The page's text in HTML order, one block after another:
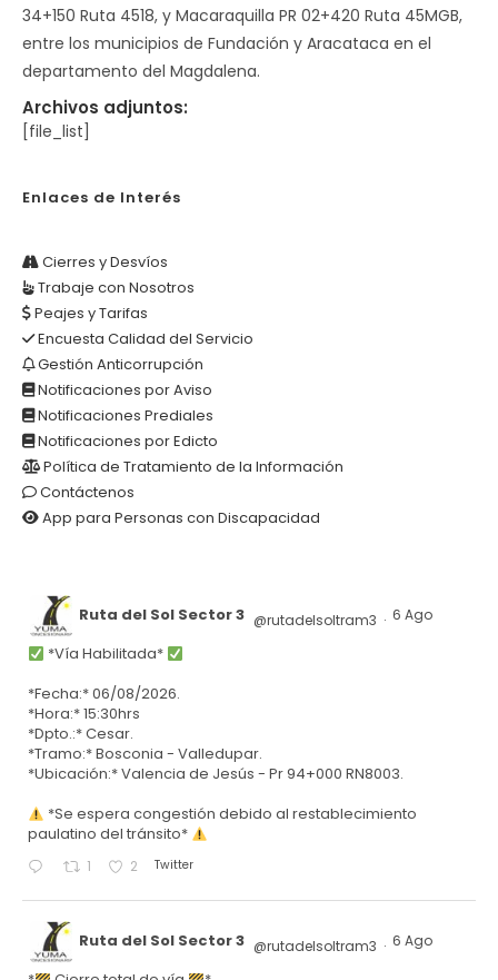
34+150 Ruta 4518, y Macaraquilla PR 02+420 Ruta 45MGB,
entre los municipios de Fundación y Aracataca en el
departamento del Magdalena.
Archivos adjuntos:
[file_list]
Enlaces de Interés
Cierres y Desvíos
Trabaje con Nosotros
Peajes y Tarifas
Encuesta Calidad del Servicio
Gestión Anticorrupción
Notificaciones por Aviso
Notificaciones Prediales
Notificaciones por Edicto
Política de Tratamiento de la Información
Contáctenos
App para Personas con Discapacidad
Ruta del Sol Sector 3 @rutadelsoltram3 · 6 Ago
*Vía Habilitada*
*Fecha:* 06/08/2026.
*Hora:* 15:30hrs
*Dpto.:* Cesar.
*Tramo:* Bosconia - Valledupar.
*Ubicación:* Valencia de Jesús - Pr 94+000 RN8003.
*Se espera congestión debido al restablecimiento
paulatino del tránsito*
1 2 Twitter
Ruta del Sol Sector 3 @rutadelsoltram3 · 6 Ago